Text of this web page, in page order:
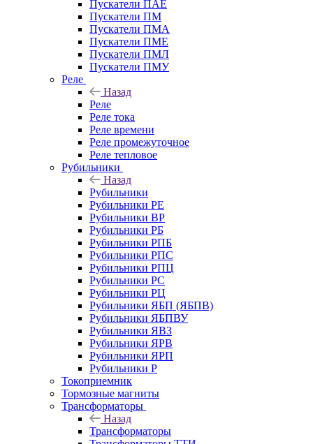
Пускатели ПАЕ
Пускатели ПМ
Пускатели ПМА
Пускатели ПМЕ
Пускатели ПМЛ
Пускатели ПМУ
Реле
Назад
Реле
Реле тока
Реле времени
Реле промежуточное
Реле тепловое
Рубильники
Назад
Рубильники
Рубильники РЕ
Рубильники ВР
Рубильники РБ
Рубильники РПБ
Рубильники РПС
Рубильники РПЦ
Рубильники РС
Рубильники РЦ
Рубильники ЯБП (ЯБПВ)
Рубильники ЯБПВУ
Рубильники ЯВЗ
Рубильники ЯРВ
Рубильники ЯРП
Рубильники Р
Токоприемник
Тормозные магниты
Трансформаторы
Назад
Трансформаторы